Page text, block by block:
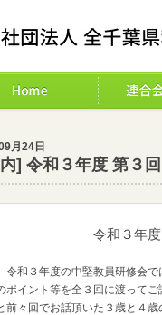
月24日
] 令和３年度 第３
令和３年度 第３回
令和３年度の中堅教員研修会で
ポイント等を全３回に渡って
前々回でお話頂いた３歳と４